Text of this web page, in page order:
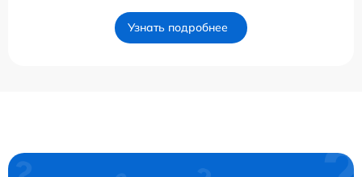
Узнать подробнее